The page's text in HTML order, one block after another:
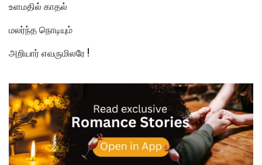
உளமதில் காதல்
மலர்ந்த நொடியும்
அறியார் எவருமிலரே !